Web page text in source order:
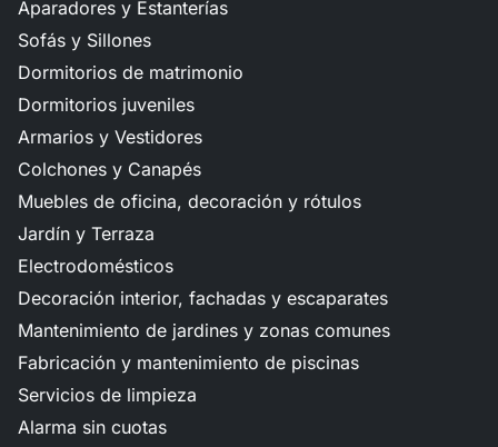
Aparadores y Estanterías
Sofás y Sillones
Dormitorios de matrimonio
Dormitorios juveniles
Armarios y Vestidores
Colchones y Canapés
Muebles de oficina, decoración y rótulos
Jardín y Terraza
Electrodomésticos
Decoración interior, fachadas y escaparates
Mantenimiento de jardines y zonas comunes
Fabricación y mantenimiento de piscinas
Servicios de limpieza
Alarma sin cuotas